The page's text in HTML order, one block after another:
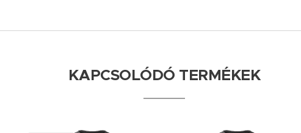
KAPCSOLÓDÓ TERMÉKEK